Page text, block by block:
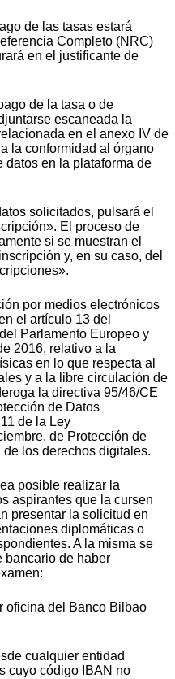
de las tasas estará
Completo (NRC)
en el justificante de
de la tasa o de
escaneada la
en el anexo IV de
la conformidad al órgano
datos en la plataforma de
solicitados, pulsará el
El proceso de
si se muestran el
y, en su caso, del
por medios electrónicos
el artículo 13 del
Parlamento Europeo y
2016, relativo a la
en lo que respecta al
y a la libre circulación de
la directiva 95/46/CE
de Datos
de la Ley
de Protección de
los derechos digitales.
posible realizar la
aspirantes que la cursen
presentar la solicitud en
diplomáticas o
A la misma se
bancario de haber
oficina del Banco Bilbao
cualquier entidad
cuyo código IBAN no